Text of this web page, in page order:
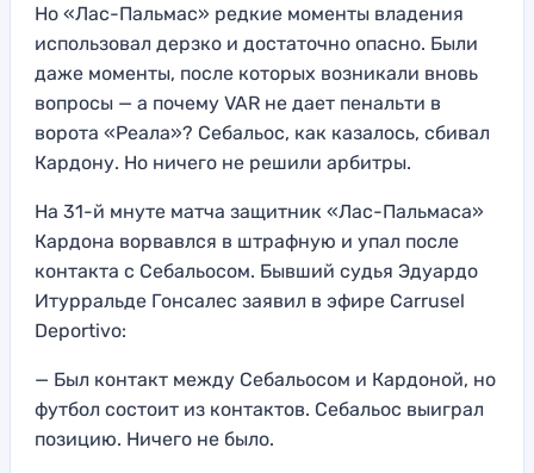
Но «Лас-Пальмас» редкие моменты владения
использовал дерзко и достаточно опасно. Были
даже моменты, после которых возникали вновь
вопросы — а почему VAR не дает пенальти в
ворота «Реала»? Себальос, как казалось, сбивал
Кардону. Но ничего не решили арбитры.
На 31-й мнуте матча защитник «Лас-Пальмаса»
Кардона ворвавлся в штрафную и упал после
контакта с Себальосом. Бывший судья Эдуардо
Итурральде Гонсалес заявил в эфире Carrusel
Deportivo:
— Был контакт между Себальосом и Кардоной, но
футбол состоит из контактов. Себальос выиграл
позицию. Ничего не было.